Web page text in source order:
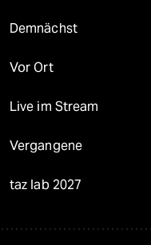
Demnächst
Vor Ort
Live im Stream
Vergangene
taz lab 2027